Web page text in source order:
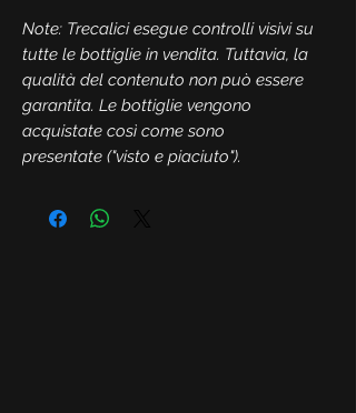
Note: Trecalici esegue controlli visivi su
tutte le bottiglie in vendita. Tuttavia, la
qualità del contenuto non può essere
garantita. Le bottiglie vengono
acquistate così come sono
presentate ("visto e piaciuto").